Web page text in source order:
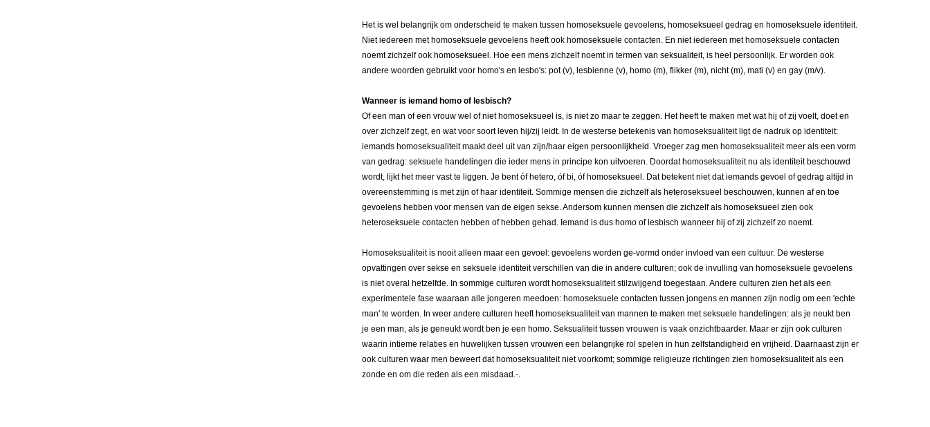
Het is wel belangrijk om onderscheid te maken tussen homoseksuele gevoelens, homoseksueel gedrag en homoseksuele identiteit.
Niet iedereen met homoseksuele gevoelens heeft ook homoseksuele contacten. En niet iedereen met homoseksuele contacten
noemt zichzelf ook homoseksueel. Hoe een mens zichzelf noemt in termen van seksualiteit, is heel persoonlijk. Er worden ook
andere woorden gebruikt voor homo's en lesbo's: pot (v), lesbienne (v), homo (m), flikker (m), nicht (m), mati (v) en gay (m/v).
Wanneer is iemand homo of lesbisch?
Of een man of een vrouw wel of niet homoseksueel is, is niet zo maar te zeggen. Het heeft te maken met wat hij of zij voelt, doet en
over zichzelf zegt, en wat voor soort leven hij/zij leidt. In de westerse betekenis van homoseksualiteit ligt de nadruk op identiteit:
iemands homoseksualiteit maakt deel uit van zijn/haar eigen persoonlijkheid. Vroeger zag men homoseksualiteit meer als een vorm
van gedrag: seksuele handelingen die ieder mens in principe kon uitvoeren. Doordat homoseksualiteit nu als identiteit beschouwd
wordt, lijkt het meer vast te liggen. Je bent óf hetero, óf bi, óf homoseksueel. Dat betekent niet dat iemands gevoel of gedrag altijd in
overeenstemming is met zijn of haar identiteit. Sommige mensen die zichzelf als heteroseksueel beschouwen, kunnen af en toe
gevoelens hebben voor mensen van de eigen sekse. Andersom kunnen mensen die zichzelf als homoseksueel zien ook
heteroseksuele contacten hebben of hebben gehad. Iemand is dus homo of lesbisch wanneer hij of zij zichzelf zo noemt.
Homoseksualiteit is nooit alleen maar een gevoel: gevoelens worden ge-vormd onder invloed van een cultuur. De westerse
opvattingen over sekse en seksuele identiteit verschillen van die in andere culturen; ook de invulling van homoseksuele gevoelens
is niet overal hetzelfde. In sommige culturen wordt homoseksualiteit stilzwijgend toegestaan. Andere culturen zien het als een
experimentele fase waaraan alle jongeren meedoen: homoseksuele contacten tussen jongens en mannen zijn nodig om een 'echte
man' te worden. In weer andere culturen heeft homoseksualiteit van mannen te maken met seksuele handelingen: als je neukt ben
je een man, als je geneukt wordt ben je een homo. Seksualiteit tussen vrouwen is vaak onzichtbaarder. Maar er zijn ook culturen
waarin intieme relaties en huwelijken tussen vrouwen een belangrijke rol spelen in hun zelfstandigheid en vrijheid. Daarnaast zijn er
ook culturen waar men beweert dat homoseksualiteit niet voorkomt; sommige religieuze richtingen zien homoseksualiteit als een
zonde en om die reden als een misdaad.-.